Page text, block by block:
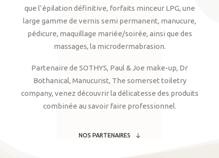
que l’épilation définitive, forfaits minceur LPG, une
large gamme de vernis semi permanent, manucure,
pédicure, maquillage mariée/soirée, ainsi que des
massages, la microdermabrasion.
Partenaire de SOTHYS, Paul & Joe make-up, Dr
Bothanical, Manucurist, The somerset toiletry
company, venez découvrir la délicatesse des produits
combinée au savoir faire professionnel.
NOS PARTENAIRES